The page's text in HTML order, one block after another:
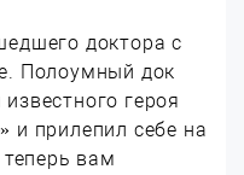
доктора с
Полоумный док
героя
и прилепил себе на
вам